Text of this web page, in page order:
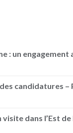
: un engagement
candidatures –
dans l’Est de